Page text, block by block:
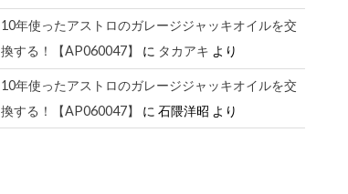
10年使ったアストロのガレージジャッキオイルを交
換する！【AP060047】
に タカアキ より
10年使ったアストロのガレージジャッキオイルを交
換する！【AP060047】
に 石隈洋昭 より